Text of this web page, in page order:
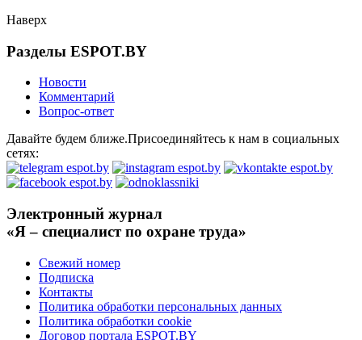
Наверх
Разделы ESPOT.BY
Новости
Комментарий
Вопрос-ответ
Давайте будем ближе.Присоединяйтесь к нам в социальных
сетях:
Электронный журнал
«Я – специалист по охране труда»
Свежий номер
Подписка
Контакты
Политика обработки персональных данных
Политика обработки cookie
Договор портала ESPOT.BY